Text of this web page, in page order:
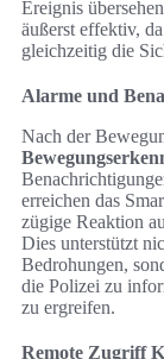
Ereignis
äußerst effektiv,
gleichzeitig die
Alarme und
Nach der
erreichen das
zügige Reaktion
Dies unterstützt
Bedrohungen,
die Polizei zu
zu ergreifen.
Remote Zugriff